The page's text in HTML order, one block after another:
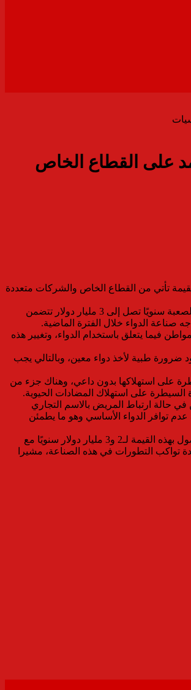
إلى 300 مليار جنيه سنويًا..و90% منها تعتمد على القطاع الخاص
رئيس الوزراء ووزير الصحة والسكان، إن حجم صناعة الدواء في مصر يصل إلى 300 مليار جنيه سنويًا، و90% من هذه القيمة تأتي من القطاع الخاص والشركات متعددة
وأضاف في كلمته خلال الجلسة الافتتاحية لمؤتمر الأهرام الرابع للدواء والرعاية الصحية “مواجهة التحديات وتعزيز الابتكار”، أن احتياجات صناعة الدواء من العملة الصعبة سنويًا تصل إلى 3 مليار دولار تتضمن
صناعة الدواء خلال الفترة الماضية.
فيما يتعلق باستخدام الدواء، وتغيير هذه
طبية لأخذ دواء معين، وبالتالي يجب
يجب السيطرة على استهلاكها بدون داعي، وهناك جزء من
السيطرة على استهلاك المضادات الحيوية.
حالة ارتباط المريض بالاسم التجاري
توافر الدواء الأساسي وهو ما يطمئن
وأكد أهمية دعم صناعة الدواء، وتوطين هذه الصناعة الضخمة وتطويرها ومضاعفة حجم تصديرها، حيث تقوم مصر بتصدير أدوية بقيمة مليار دولار فقط ويمكن الوصول بهذه القيمة لـ2 و3 مليار دولار سنويًا مع
تواكب التطورات في هذه الصناعة، مشيرا